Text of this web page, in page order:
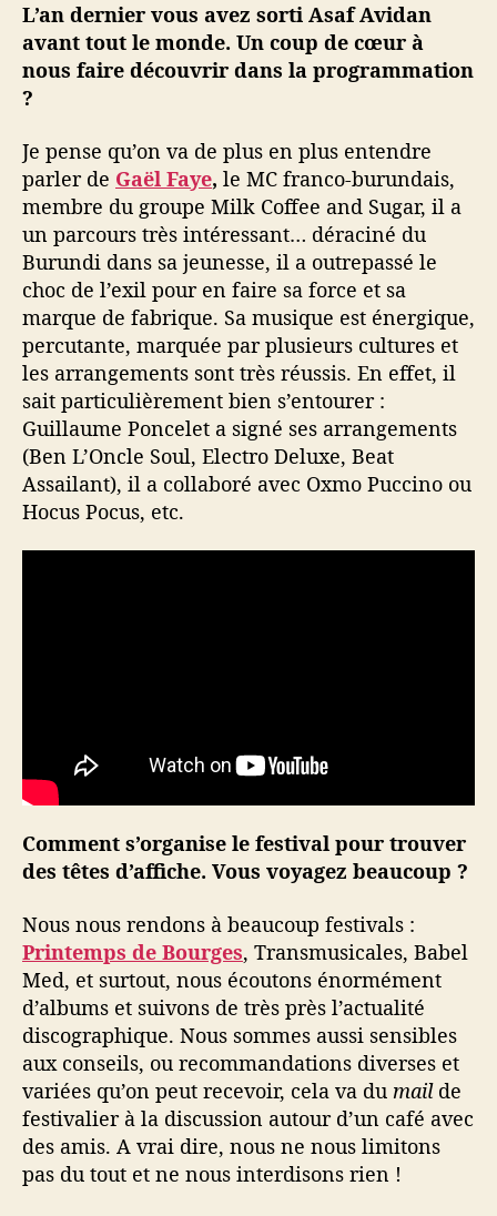
L’an dernier vous avez sorti Asaf Avidan
avant tout le monde. Un coup de cœur à
nous faire découvrir dans la programmation
?
Je pense qu’on va de plus en plus entendre
parler de Gaël Faye, le MC franco-burundais,
membre du groupe Milk Coffee and Sugar, il a
un parcours très intéressant… déraciné du
Burundi dans sa jeunesse, il a outrepassé le
choc de l’exil pour en faire sa force et sa
marque de fabrique. Sa musique est énergique,
percutante, marquée par plusieurs cultures et
les arrangements sont très réussis. En effet, il
sait particulièrement bien s’entourer :
Guillaume Poncelet a signé ses arrangements
(Ben L’Oncle Soul, Electro Deluxe, Beat
Assailant), il a collaboré avec Oxmo Puccino ou
Hocus Pocus, etc.
Comment s’organise le festival pour trouver
des têtes d’affiche. Vous voyagez beaucoup ?
Nous nous rendons à beaucoup festivals :
Printemps de Bourges, Transmusicales, Babel
Med, et surtout, nous écoutons énormément
d’albums et suivons de très près l’actualité
discographique. Nous sommes aussi sensibles
aux conseils, ou recommandations diverses et
variées qu’on peut recevoir, cela va du mailde
festivalier à la discussion autour d’un café avec
des amis. A vrai dire, nous ne nous limitons
pas du tout et ne nous interdisons rien !